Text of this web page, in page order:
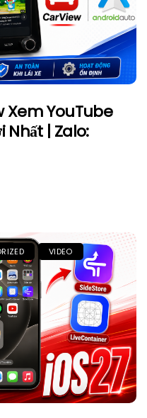
Xem YouTube
Nhất | Zalo:
VIDEO